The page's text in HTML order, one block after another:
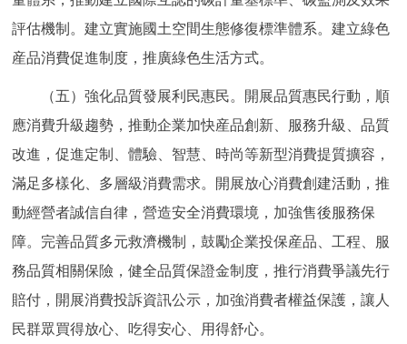
評估機制。建立實施國土空間生態修復標準體系。建立綠色
産品消費促進制度，推廣綠色生活方式。
（五）強化品質發展利民惠民。開展品質惠民行動，順
應消費升級趨勢，推動企業加快産品創新、服務升級、品質
改進，促進定制、體驗、智慧、時尚等新型消費提質擴容，
滿足多樣化、多層級消費需求。開展放心消費創建活動，推
動經營者誠信自律，營造安全消費環境，加強售後服務保
障。完善品質多元救濟機制，鼓勵企業投保産品、工程、服
務品質相關保險，健全品質保證金制度，推行消費爭議先行
賠付，開展消費投訴資訊公示，加強消費者權益保護，讓人
民群眾買得放心、吃得安心、用得舒心。